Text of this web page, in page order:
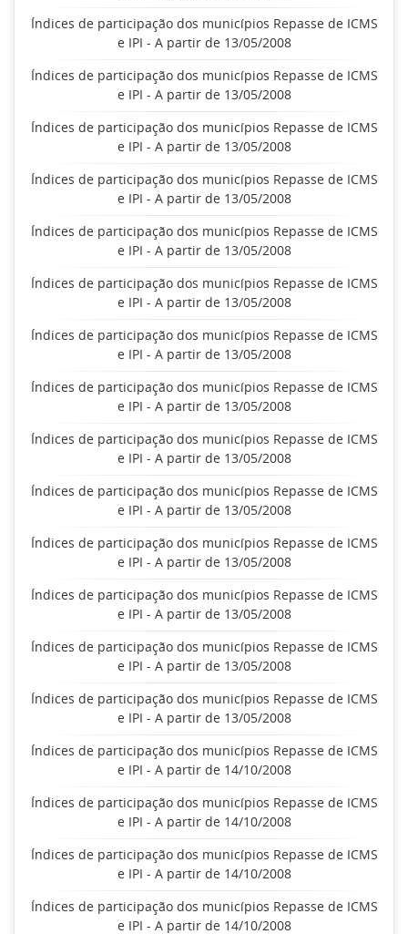
Índices de participação dos municípios Repasse de ICMS
e IPI - A partir de 13/05/2008
Índices de participação dos municípios Repasse de ICMS
e IPI - A partir de 13/05/2008
Índices de participação dos municípios Repasse de ICMS
e IPI - A partir de 13/05/2008
Índices de participação dos municípios Repasse de ICMS
e IPI - A partir de 13/05/2008
Índices de participação dos municípios Repasse de ICMS
e IPI - A partir de 13/05/2008
Índices de participação dos municípios Repasse de ICMS
e IPI - A partir de 13/05/2008
Índices de participação dos municípios Repasse de ICMS
e IPI - A partir de 13/05/2008
Índices de participação dos municípios Repasse de ICMS
e IPI - A partir de 13/05/2008
Índices de participação dos municípios Repasse de ICMS
e IPI - A partir de 13/05/2008
Índices de participação dos municípios Repasse de ICMS
e IPI - A partir de 13/05/2008
Índices de participação dos municípios Repasse de ICMS
e IPI - A partir de 13/05/2008
Índices de participação dos municípios Repasse de ICMS
e IPI - A partir de 13/05/2008
Índices de participação dos municípios Repasse de ICMS
e IPI - A partir de 13/05/2008
Índices de participação dos municípios Repasse de ICMS
e IPI - A partir de 13/05/2008
Índices de participação dos municípios Repasse de ICMS
e IPI - A partir de 14/10/2008
Índices de participação dos municípios Repasse de ICMS
e IPI - A partir de 14/10/2008
Índices de participação dos municípios Repasse de ICMS
e IPI - A partir de 14/10/2008
Índices de participação dos municípios Repasse de ICMS
e IPI - A partir de 14/10/2008